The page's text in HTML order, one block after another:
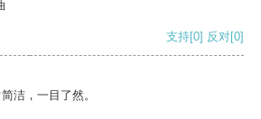
支持[0] 反对[0]
洁，一目了然。